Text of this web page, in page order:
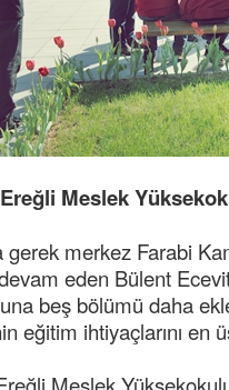
Meslek
gerek merkez Farabi
eden Bülent
beş bölümü daha
eğitim ihtiyaçlarını en